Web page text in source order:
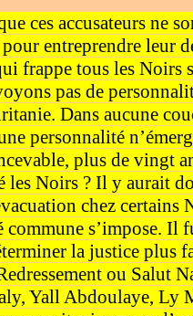
ces accusateurs ne
pour entreprendre leur
frappe tous les
pas de
Dans aucune
personnalité
plus de vingt
les Noirs ? Il y aurait
chez certains
commune s’impose. Il
la justice plus
ou Salut
Yall Abdoulaye, Ly